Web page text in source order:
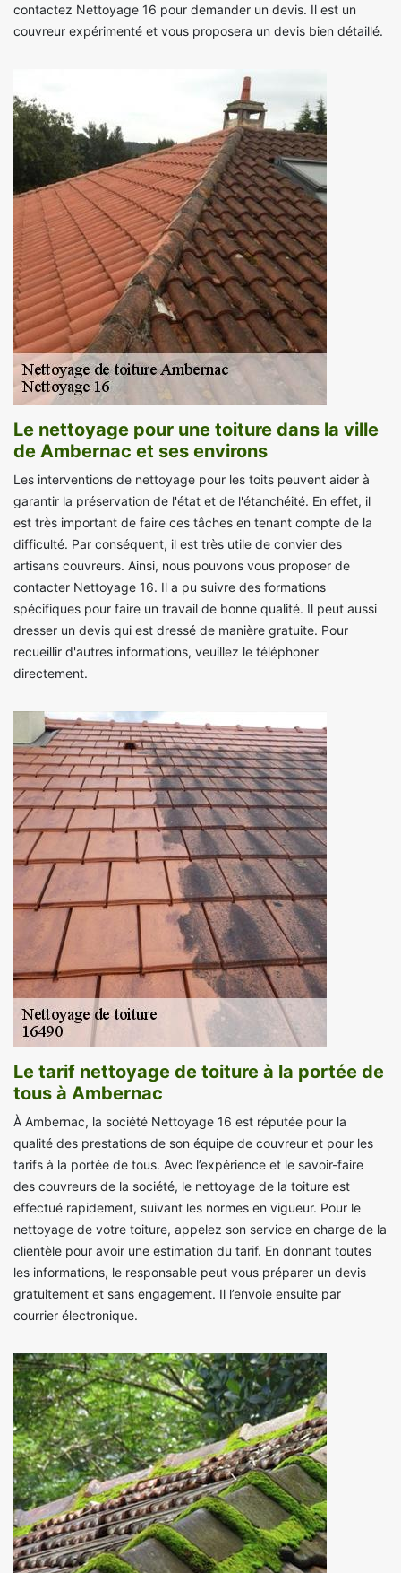
contactez Nettoyage 16 pour demander un devis. Il est un
couvreur expérimenté et vous proposera un devis bien détaillé.
Le nettoyage pour une toiture dans la ville
de Ambernac et ses environs
Les interventions de nettoyage pour les toits peuvent aider à
garantir la préservation de l'état et de l'étanchéité. En effet, il
est très important de faire ces tâches en tenant compte de la
difficulté. Par conséquent, il est très utile de convier des
artisans couvreurs. Ainsi, nous pouvons vous proposer de
contacter Nettoyage 16. Il a pu suivre des formations
spécifiques pour faire un travail de bonne qualité. Il peut aussi
dresser un devis qui est dressé de manière gratuite. Pour
recueillir d'autres informations, veuillez le téléphoner
directement.
Le tarif nettoyage de toiture à la portée de
tous à Ambernac
À Ambernac, la société Nettoyage 16 est réputée pour la
qualité des prestations de son équipe de couvreur et pour les
tarifs à la portée de tous. Avec l’expérience et le savoir-faire
des couvreurs de la société, le nettoyage de la toiture est
effectué rapidement, suivant les normes en vigueur. Pour le
nettoyage de votre toiture, appelez son service en charge de la
clientèle pour avoir une estimation du tarif. En donnant toutes
les informations, le responsable peut vous préparer un devis
gratuitement et sans engagement. Il l’envoie ensuite par
courrier électronique.